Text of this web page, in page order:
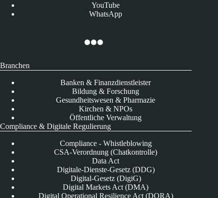
YouTube
WhatsApp
Branchen
Banken & Finanzdienstleister
Bildung & Forschung
Gesundheitswesen & Pharmazie
Kirchen & NPOs
Öffentliche Verwaltung
Compliance & Digitale Regulierung
Compliance - Whistleblowing
CSA-Verordnung (Chatkontrolle)
Data Act
Digitale-Dienste-Gesetz (DDG)
Digital-Gesetz (DigiG)
Digital Markets Act (DMA)
Digital Operational Resilience Act (DORA)